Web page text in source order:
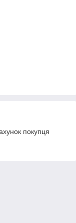
покупця